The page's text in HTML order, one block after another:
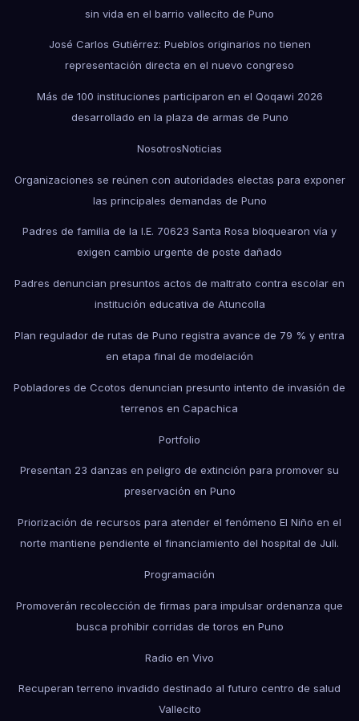
sin vida en el barrio vallecito de Puno
José Carlos Gutiérrez: Pueblos originarios no tienen
representación directa en el nuevo congreso
Más de 100 instituciones participaron en el Qoqawi 2026
desarrollado en la plaza de armas de Puno
NosotrosNoticias
Organizaciones se reúnen con autoridades electas para exponer
las principales demandas de Puno
Padres de familia de la I.E. 70623 Santa Rosa bloquearon vía y
exigen cambio urgente de poste dañado
Padres denuncian presuntos actos de maltrato contra escolar en
institución educativa de Atuncolla
Plan regulador de rutas de Puno registra avance de 79 % y entra
en etapa final de modelación
Pobladores de Ccotos denuncian presunto intento de invasión de
terrenos en Capachica
Portfolio
Presentan 23 danzas en peligro de extinción para promover su
preservación en Puno
Priorización de recursos para atender el fenómeno El Niño en el
norte mantiene pendiente el financiamiento del hospital de Juli.
Programación
Promoverán recolección de firmas para impulsar ordenanza que
busca prohibir corridas de toros en Puno
Radio en Vivo
Recuperan terreno invadido destinado al futuro centro de salud
Vallecito